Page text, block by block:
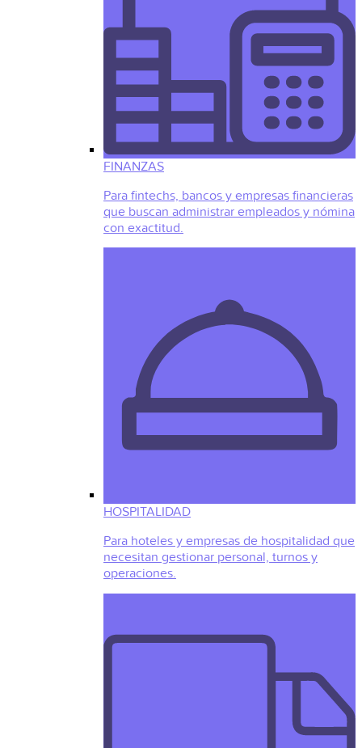
FINANZAS
Para fintechs, bancos y empresas financieras
que buscan administrar empleados y nómina
con exactitud.
HOSPITALIDAD
Para hoteles y empresas de hospitalidad que
necesitan gestionar personal, turnos y
operaciones.